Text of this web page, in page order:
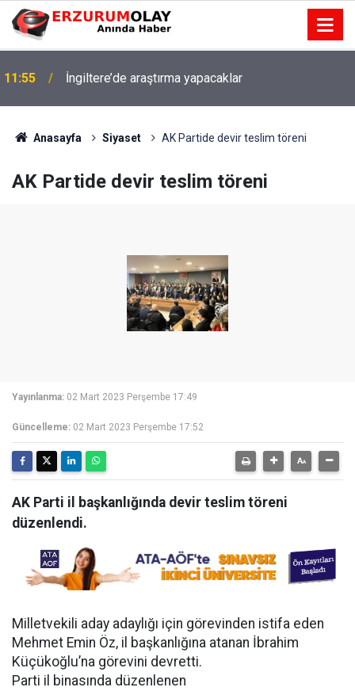
11:55 İngiltere’de araştırma yapacaklar
Anasayfa Siyaset AK Partide devir teslim töreni
AK Partide devir teslim töreni
Yayınlanma: 02 Mart 2023 Perşembe 17:49
Güncelleme: 02 Mart 2023 Perşembe 17:52
AK Parti il başkanlığında devir teslim töreni
düzenlendi.
Milletvekili aday adaylığı için görevinden istifa eden
Mehmet Emin Öz, il başkanlığına atanan İbrahim
Küçükoğlu’na görevini devretti.
Parti il binasında düzenlenen